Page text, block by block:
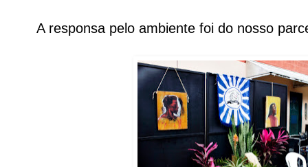
A responsa pelo ambiente foi do nosso